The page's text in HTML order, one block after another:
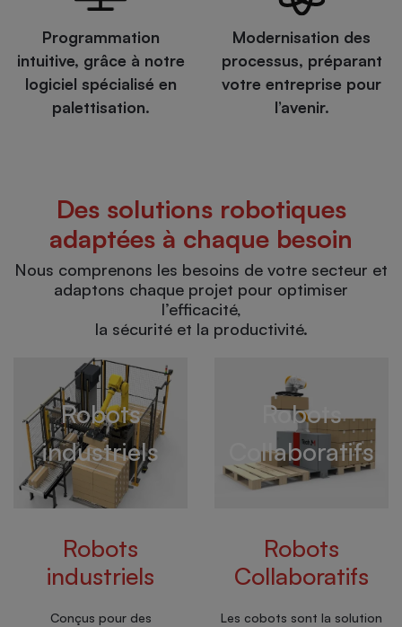
Programmation
intuitive, grâce à notre
logiciel spécialisé en
palettisation.
Modernisation des
processus, préparant
votre entreprise pour
l’avenir.
Des solutions robotiques
adaptées à chaque besoin
Nous comprenons les besoins de votre secteur et
adaptons chaque projet pour optimiser
l’efficacité,
la sécurité et la productivité.
Robots
industriels
Robots
industriels
Conçus pour des
Robots
Collaboratifs
Robots
Collaboratifs
Les cobots sont la solution